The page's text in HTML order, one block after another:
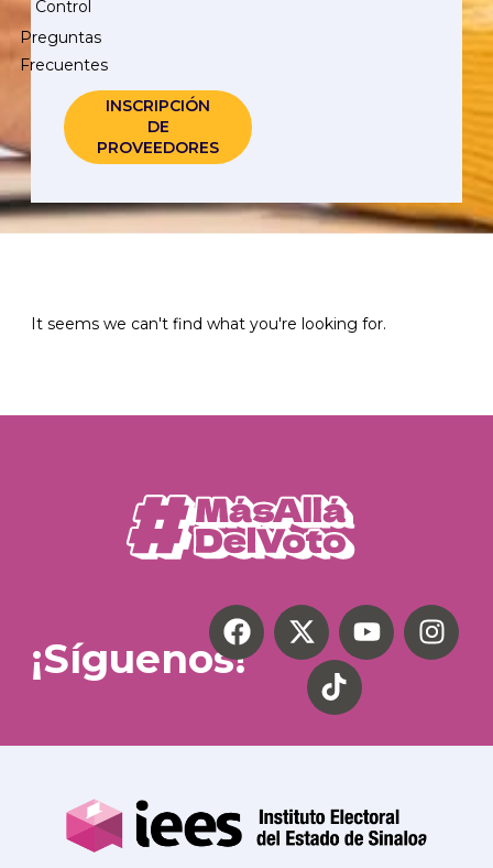
Control
Preguntas
Frecuentes
INSCRIPCIÓN
DE
PROVEEDORES
It seems we can't find what you're looking for.
¡Síguenos!